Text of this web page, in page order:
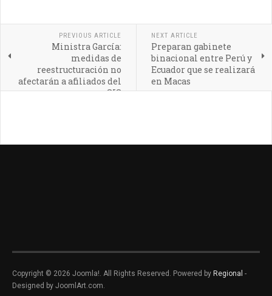
PREVIOUS ARTICLE
Ministra García:
medidas de
reestructuración no
afectarán a afiliados del
SIS
NEXT ARTICLE
Preparan gabinete
binacional entre Perú y
Ecuador que se realizará
en Macas
Copyright © 2026 Joomla!. All Rights Reserved. Powered by Regional -
Designed by JoomlArt.com.